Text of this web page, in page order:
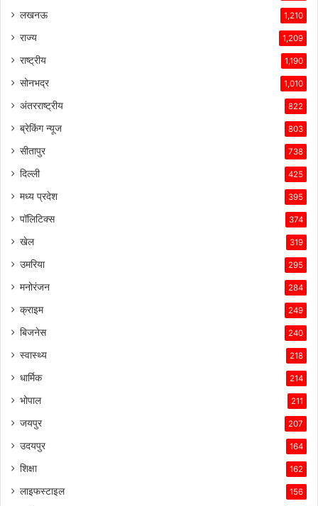
लखनऊ 1,210
राज्य 1,209
राष्ट्रीय 1,190
सोनभद्र 1,010
अंतरराष्ट्रीय 822
ब्रेकिंग न्यूज 803
सीतापुर 738
दिल्ली 425
मध्य प्रदेश 395
पॉलिटिक्स 374
खेल 319
उमरिया 295
मनोरंजन 284
क्राइम 249
बिजनेस 240
स्वास्थ्य 218
धार्मिक 214
भोपाल 211
जयपुर 207
उदयपुर 164
शिक्षा 162
लाइफस्टाइल 156